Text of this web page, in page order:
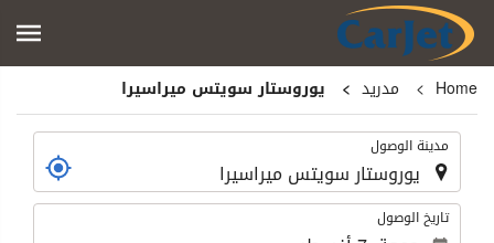
Home مدريد
يوروستار سويتس ميراسيرا
. مدينة الوصول
. تاريخ الوصول